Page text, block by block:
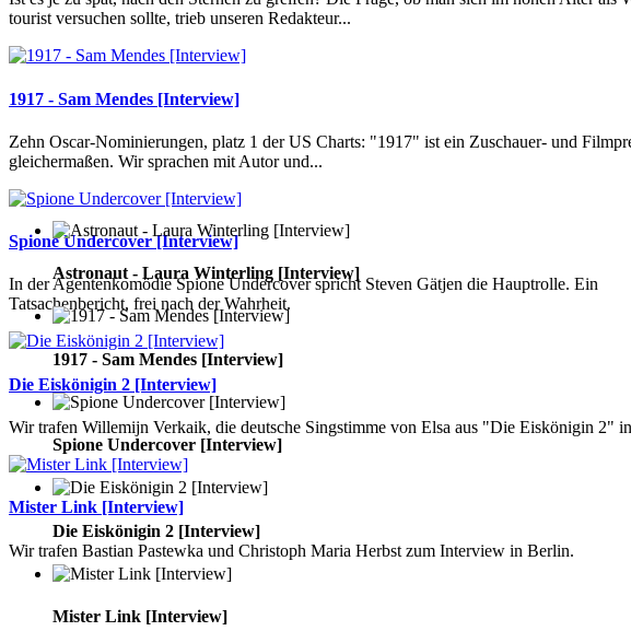
tourist versuchen sollte, trieb unseren Redakteur...
1917 - Sam Mendes [Interview]
Zehn Oscar-Nominierungen, platz 1 der US Charts: "1917" ist ein Zuschauer- und
gleichermaßen. Wir sprachen mit Autor und...
Spione Undercover [Interview]
In der Agentenkomödie Spione Undercover spricht Steven Gätjen die Hauptrolle. Ein
Tatsachenbericht, frei nach der Wahrheit.
Die Eiskönigin 2 [Interview]
Wir trafen Willemijn Verkaik, die deutsche Singstimme von Elsa aus "Die Eiskönigin 2"
Mister Link [Interview]
Wir trafen Bastian Pastewka und Christoph Maria Herbst zum Interview in Berlin.
Astronaut - Laura Winterling [Interview]
1917 - Sam Mendes [Interview]
Spione Undercover [Interview]
Die Eiskönigin 2 [Interview]
Mister Link [Interview]